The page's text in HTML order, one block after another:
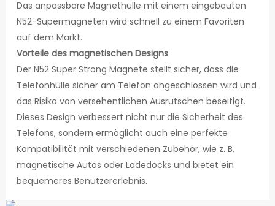
Das anpassbare Magnethülle mit einem eingebauten
N52-Supermagneten wird schnell zu einem Favoriten
auf dem Markt.
Vorteile des magnetischen Designs
Der N52 Super Strong Magnete stellt sicher, dass die
Telefonhülle sicher am Telefon angeschlossen wird und
das Risiko von versehentlichen Ausrutschen beseitigt.
Dieses Design verbessert nicht nur die Sicherheit des
Telefons, sondern ermöglicht auch eine perfekte
Kompatibilität mit verschiedenen Zubehör, wie z. B.
magnetische Autos oder Ladedocks und bietet ein
bequemeres Benutzererlebnis.